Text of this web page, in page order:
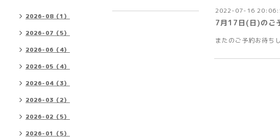
2022-07-16
7月17日(日)のご
またのご予約お待ち
2026-08（1）
2026-07（5）
2026-06（4）
2026-05（4）
2026-04（3）
2026-03（2）
2026-02（5）
2026-01（5）